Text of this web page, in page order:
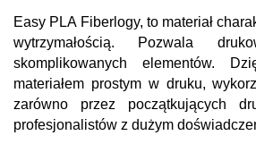
Easy PLA Fiberlogy, to materiał
wytrzymałością. Pozwala
skomplikowanych elementów.
materiałem prostym w druku,
zarówno przez początkujących
profesjonalistów z dużym